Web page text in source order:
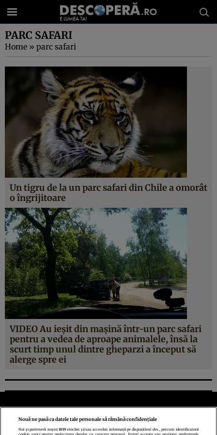
PARC SAFARI
Home » parc safari
Un tigru de la un parc safari din Chile a omorât
o îngrijitoare
VIDEO Au ieşit din maşină într-un parc safari
pentru a vedea de aproape animalele, însă la
scurt timp unul dintre gheparzi a început să
alerge spre ei
Nouă ne pasă ca datele tale personale să rămână confidențiale
Noi și partenerii noștri1019 stocăm și/sau accesăm informații pe dispozitivul dvs., precum identificatorii
cookie unici pentru prelucrarea datelor cu caracter personal. Puteți accepta sau gestiona preferințele